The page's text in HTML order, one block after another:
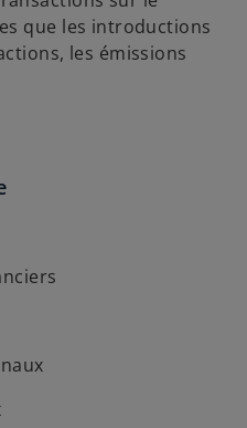
que les introductions
les émissions